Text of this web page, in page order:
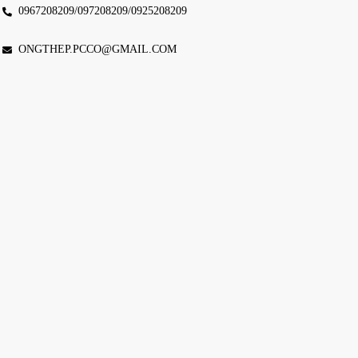
0967208209/097208209/0925208209
ONGTHEP.PCCO@GMAIL.COM